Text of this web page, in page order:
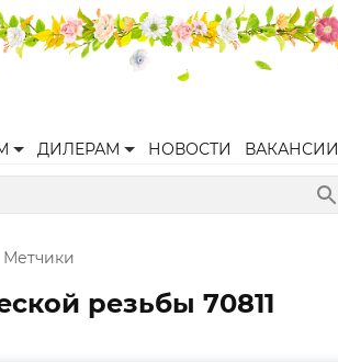
ДИЛЕРАМ НОВОСТИ ВАКАНСИИ
Метчики
резьбы 70811